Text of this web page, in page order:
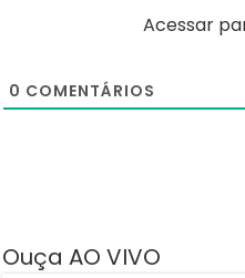
Acessar
0 COMENTÁRIOS
Ouça AO VIVO